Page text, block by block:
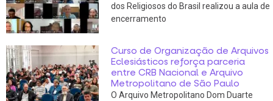
dos Religiosos do Brasil realizou a aula de
encerramento
Curso de Organização de Arquivos
Eclesiásticos reforça parceria
entre CRB Nacional e Arquivo
Metropolitano de São Paulo
O Arquivo Metropolitano Dom Duarte